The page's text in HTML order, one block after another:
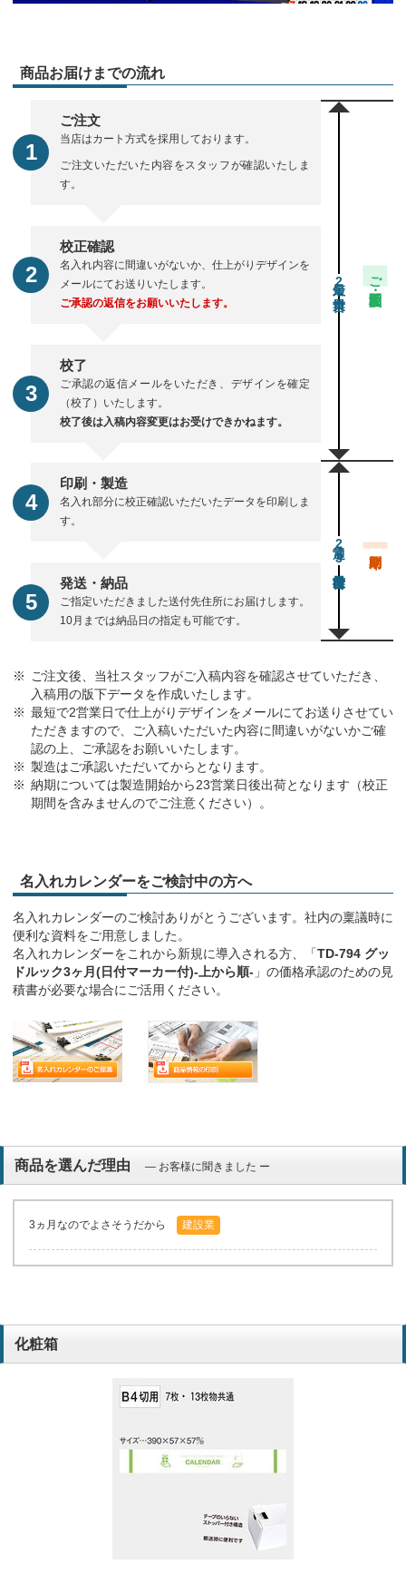
商品お届けまでの流れ
ご注文
当店はカート方式を採用しております。
ご注文いただいた内容をスタッフが確認いたしま
す。
校正確認
名入れ内容に間違いがないか、仕上がりデザインを
メールにてお送りいたします。
ご承認の返信をお願いいたします。
校了
ご承認の返信メールをいただき、デザインを確定
（校了）いたします。
校了後は入稿内容変更はお受けできかねます。
2 ご注文・校正期間
印刷・製造
名入れ部分に校正確認いただいたデータを印刷しま
す。
発送・納品
ご指定いただきました送付先住所にお届けします。
10月までは納品日の指定も可能です。
通常23営業日後出荷
ご注文後、当社スタッフがご入稿内容を確認させていただき、
入稿用の版下データを作成いたします。
最短で2営業日で仕上がりデザインをメールにてお送りさせてい
ただきますので、ご入稿いただいた内容に間違いがないかご確
認の上、ご承認をお願いいたします。
製造はご承認いただいてからとなります。
納期については製造開始から23営業日後出荷となります（校正
期間を含みませんのでご注意ください）。
名入れカレンダーをご検討中の方へ
名入れカレンダーのご検討ありがとうございます。社内の稟議時に
便利な資料をご用意しました。
名入れカレンダーをこれから新規に導入される方、「TD-794 グッ
ドルック3ヶ月(日付マーカー付)-上から順- 」の価格承認のための見
積書が必要な場合にご活用ください。
商品を選んだ理由 ― お客様に聞きました ー
3ヵ月なのでよさそうだから 建設業
化粧箱